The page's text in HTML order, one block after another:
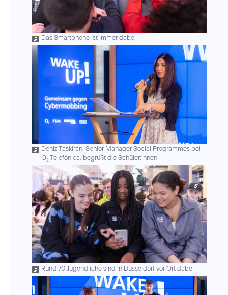
Das Smartphone ist immer dabei
Deniz Taskiran, Senior Manager Social Programmes bei
O2Telefónica, begrüßt die Schüler:innen
Rund 70 Jugendliche sind in Düsseldorf vor Ort dabei